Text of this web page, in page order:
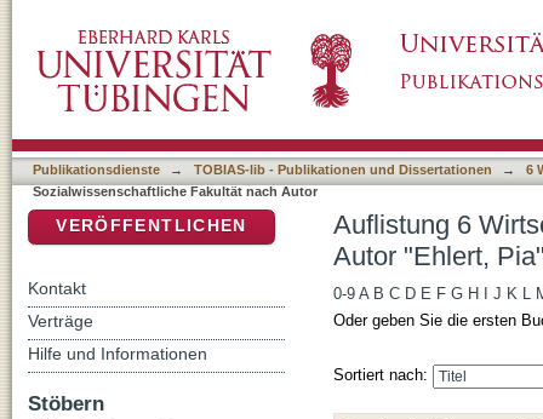
Publikationsdienste → TOBIAS-lib - Publikationen und Dissertationen →
6
Sozialwissenschaftliche Fakultät nach Autor
Auflistung 6
Autor "Ehlert,
0-9 A B C D E F G H J K L
Oder geben Sie die ersten
Sortiert nach:
VERÖFFENTLICHEN
Kontakt
Verträge
Hilfe und Informationen
Stöbern